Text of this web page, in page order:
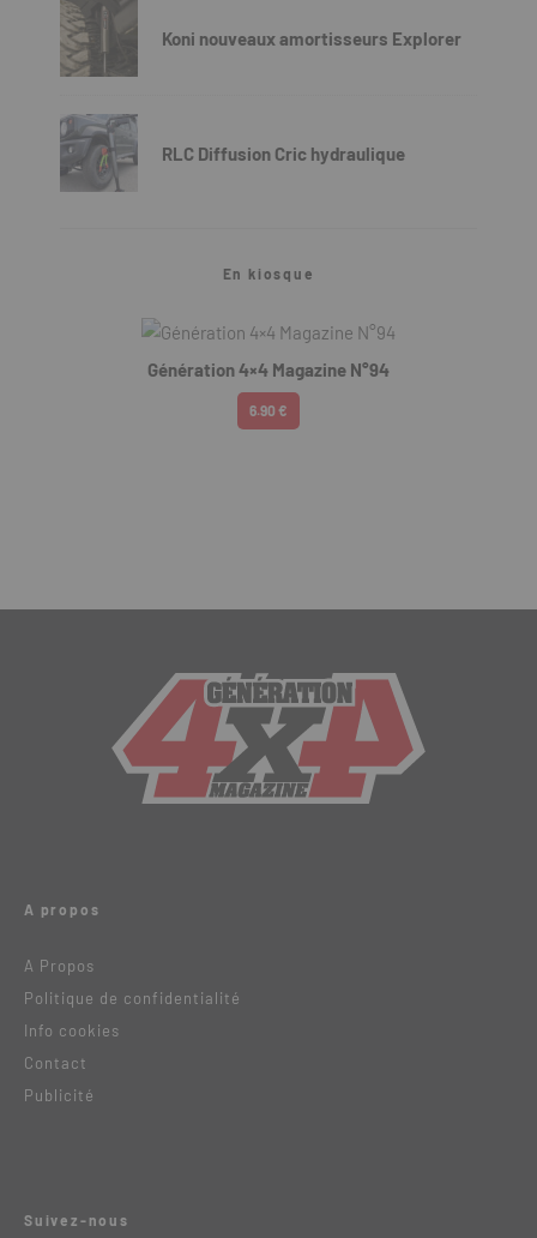
Koni nouveaux amortisseurs Explorer
RLC Diffusion Cric hydraulique
En kiosque
Génération 4×4 Magazine N°94
6.90 €
A propos
A Propos
Politique de confidentialité
Info cookies
Contact
Publicité
Suivez-nous